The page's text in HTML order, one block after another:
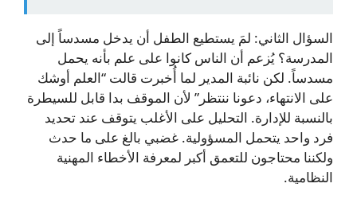
السؤال الثاني: لمَ يستطيع الطفل أن يدخل مسدساً إلى
المدرسة؟ يُزعم أن الناس كانوا على علم بأنه يحمل
مسدساً. لكن نائبة المدير لما أُخبرت قالت “العلم أوشك
على الانتهاء، دعونا ننتظر” لأن الموقف بدا قابل للسيطرة
بالنسبة للإدارة. التحليل على الأغلب يتوقف عند تحديد
فرد واحد يتحمل المسؤولية. غضبي بالغ على ما حدث
ولكننا محتاجون للتعمق أكبر لمعرفة الأخطاء المهنية
النظامية.